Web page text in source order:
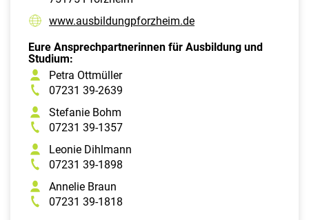
www.ausbildungpforzheim.de
Eure Ansprechpartnerinnen für Ausbildung und
Studium:
Petra Ottmüller
07231 39-2639
Stefanie Bohm
07231 39-1357
Leonie Dihlmann
07231 39-1898
Annelie Braun
07231 39-1818